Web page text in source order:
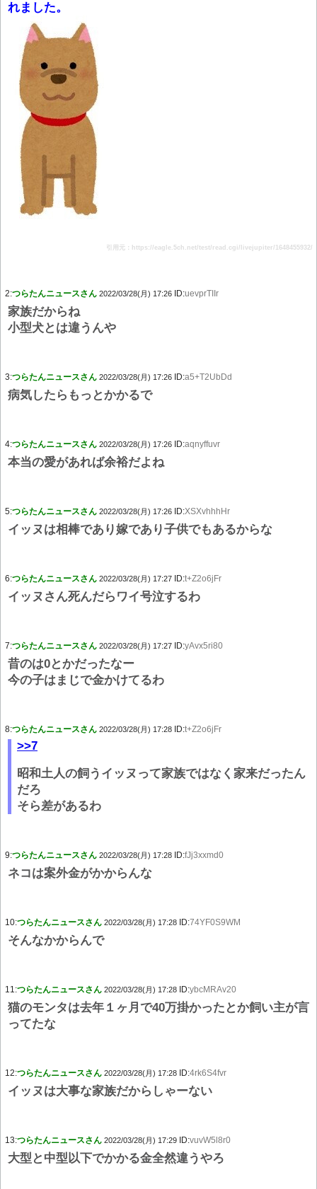
れました。
引用元：https://eagle.5ch.net/test/read.cgi/livejupiter/1648455932/
2:つらたんニュースさん 2022/03/28(月) 17:26 ID:uevprTIIr
家族だからね
小型犬とは違うんや
3:つらたんニュースさん 2022/03/28(月) 17:26 ID:a5+T2UbDd
病気したらもっとかかるで
4:つらたんニュースさん 2022/03/28(月) 17:26 ID:aqnyffuvr
本当の愛があれば余裕だよね
5:つらたんニュースさん 2022/03/28(月) 17:26 ID:XSXvhhhHr
イッヌは相棒であり嫁であり子供でもあるからな
6:つらたんニュースさん 2022/03/28(月) 17:27 ID:t+Z2o6jFr
イッヌさん死んだらワイ号泣するわ
7:つらたんニュースさん 2022/03/28(月) 17:27 ID:yAvx5ri80
昔のは0とかだったなー
今の子はまじで金かけてるわ
8:つらたんニュースさん 2022/03/28(月) 17:28 ID:t+Z2o6jFr
>>7
昭和土人の飼うイッヌって家族ではなく家来だったん
だろ
そら差があるわ
9:つらたんニュースさん 2022/03/28(月) 17:28 ID:fJj3xxmd0
ネコは案外金がかからんな
10:つらたんニュースさん 2022/03/28(月) 17:28 ID:74YF0S9WM
そんなかからんで
11:つらたんニュースさん 2022/03/28(月) 17:28 ID:ybcMRAv20
猫のモンタは去年１ヶ月で40万掛かったとか飼い主が言
ってたな
12:つらたんニュースさん 2022/03/28(月) 17:28 ID:4rk6S4fvr
イッヌは大事な家族だからしゃーない
13:つらたんニュースさん 2022/03/28(月) 17:29 ID:vuvW5l8r0
大型と中型以下でかかる金全然違うやろ